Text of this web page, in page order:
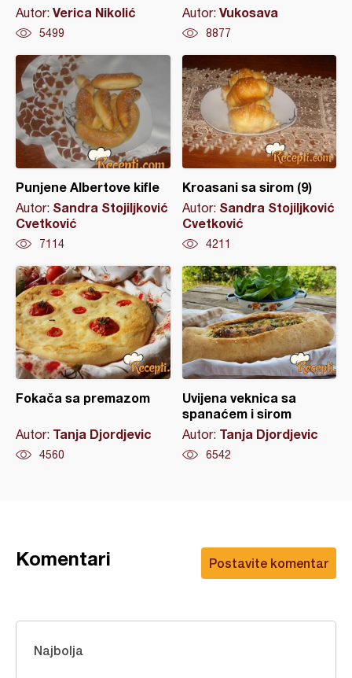
Autor: Verica Nikolić
5499
Autor: Vukosava
8877
Punjene Albertove kifle
Autor: Sandra Stojiljković
Cvetković
7114
Kroasani sa sirom (9)
Autor: Sandra Stojiljković
Cvetković
4211
Fokača sa premazom
Autor: Tanja Djordjevic
4560
Uvijena veknica sa
spanaćem i sirom
Autor: Tanja Djordjevic
6542
Postavite komentar
Komentari
Najbolja